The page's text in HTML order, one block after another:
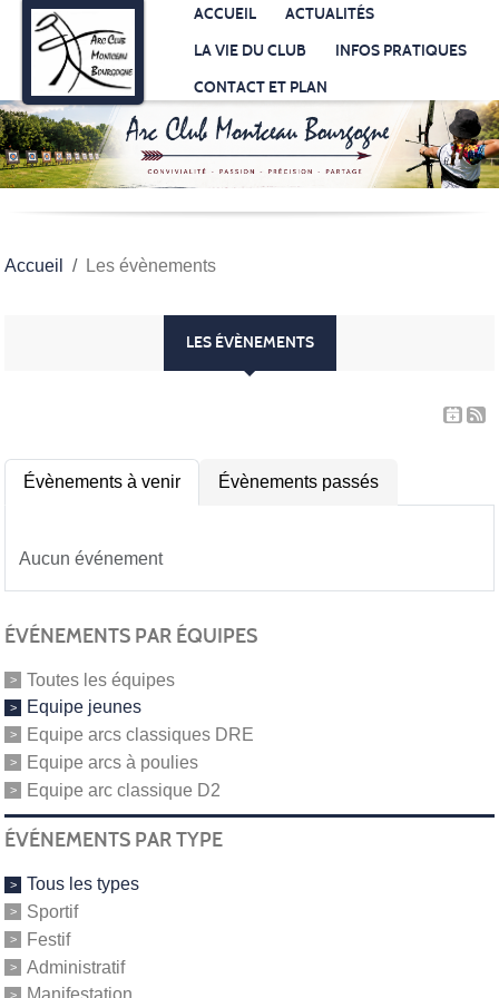
ACCUEIL
ACTUALITÉS
LA VIE DU CLUB
INFOS PRATIQUES
CONTACT ET PLAN
Accueil Les évènements
LES ÉVÈNEMENTS
Évènements à venir Évènements passés
Aucun événement
ÉVÉNEMENTS PAR ÉQUIPES
Toutes les équipes
Equipe jeunes
Equipe arcs classiques DRE
Equipe arcs à poulies
Equipe arc classique D2
ÉVÉNEMENTS PAR TYPE
Tous les types
Sportif
Festif
Administratif
Panneau de gestion des cookies